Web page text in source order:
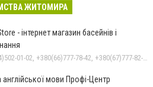
ЖИТОМИРА
- інтернет магазин басейнів і
+380(44)502-01-02, +380(66)777-78-42, +380(67)777-82-19, +380(67)890-80-80, +380(73)890-80-80, +380(44)502-01-03
мови Профі-Центр